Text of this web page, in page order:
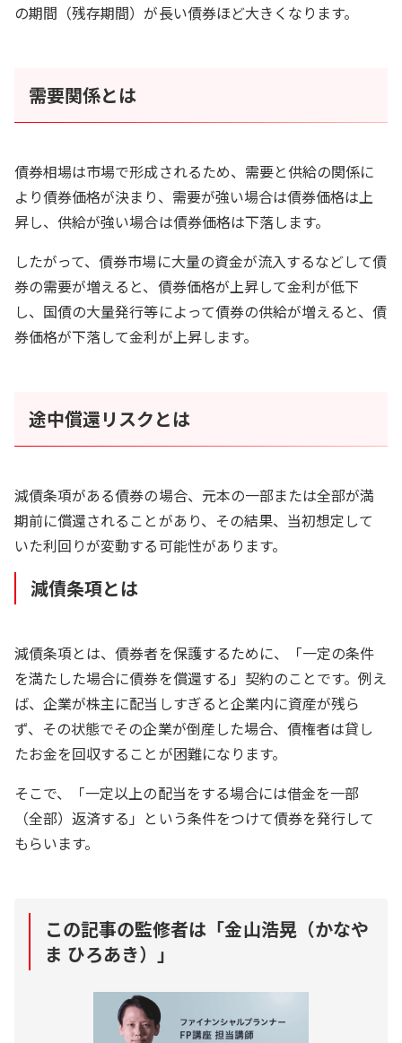
の期間（残存期間）が長い債券ほど大きくなります。
需要関係とは
債券相場は市場で形成されるため、需要と供給の関係に
より債券価格が決まり、需要が強い場合は債券価格は上
昇し、供給が強い場合は債券価格は下落します。
したがって、債券市場に大量の資金が流入するなどして債
券の需要が増えると、債券価格が上昇して金利が低下
し、国債の大量発行等によって債券の供給が増えると、債
券価格が下落して金利が上昇します。
途中償還リスクとは
減債条項がある債券の場合、元本の一部または全部が満
期前に償還されることがあり、その結果、当初想定して
いた利回りが変動する可能性があります。
減債条項とは
減債条項とは、債券者を保護するために、「一定の条件
を満たした場合に債券を償還する」契約のことです。例え
ば、企業が株主に配当しすぎると企業内に資産が残ら
ず、その状態でその企業が倒産した場合、債権者は貸し
たお金を回収することが困難になります。
そこで、「一定以上の配当をする場合には借金を一部
（全部）返済する」という条件をつけて債券を発行して
もらいます。
この記事の監修者は「金山浩晃（かなや
ま ひろあき） 」